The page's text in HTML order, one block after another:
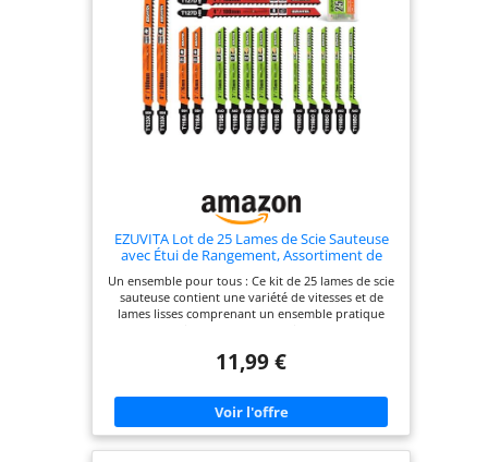
EZUVITA Lot de 25 Lames de Scie Sauteuse
avec Étui de Rangement, Assortiment de
Couper le Bois, le Plastique et le Métal
Un ensemble pour tous : Ce kit de 25 lames de scie
sauteuse contient une variété de vitesses et de
lames lisses comprenant un ensemble pratique
Ce lot de 25 lames de scie sauteuse comprend 8
coupe. Coupe droite et basique T119B pour bois
et plastique (75mm, 12 TPI), coupe basique et
courbe T119BO pour bois et plastique (75mm, 12
TPI), coupe propre et droite T101B pour bois
11,99 €